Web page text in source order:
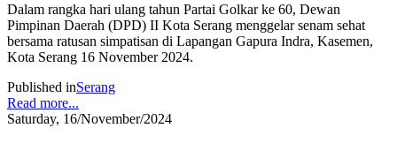
Dalam rangka hari ulang tahun Partai Golkar ke 60, Dewan
Pimpinan Daerah (DPD) II Kota Serang menggelar senam sehat
bersama ratusan simpatisan di Lapangan Gapura Indra, Kasemen,
Kota Serang 16 November 2024.
Published inSerang
Read more...
Saturday, 16/November/2024